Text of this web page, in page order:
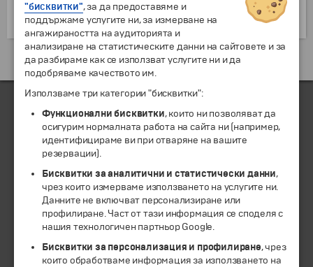
ЧЛЕН НА
"бисквитки", за да предоставяме и
поддържаме услугите ни, за измерване на
ангажираността на аудиторията и
анализиране на статистическите данни на сайтовете и за
да разбираме как се използват услугите ни и да
подобряваме качеството им.
Използваме три категории "бисквитки":
Функционални бисквитки, които ни позволяват да
осигурим нормалната работа на сайта ни (например,
идентифицираме ви при отваряне на вашите
резервации).
Бисквитки за аналитични и статистически данни,
чрез които измерваме използването на услугите ни.
Данните не включват персонализиране или
профилиране. Част от тази информация се споделя с
нашия технологичен партньор Google.
Бисквитки за персонализация и профилиране, чрез
които обработваме информация за използването на